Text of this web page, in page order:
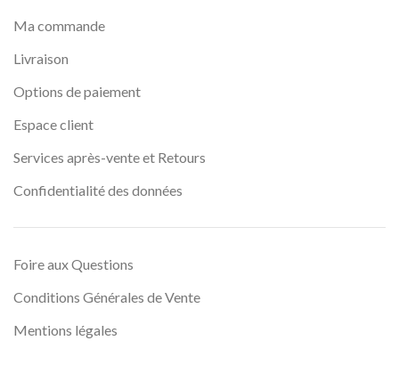
Ma commande
Livraison
Options de paiement
Espace client
Services après-vente et Retours
Confidentialité des données
Foire aux Questions
Conditions Générales de Vente
Mentions légales